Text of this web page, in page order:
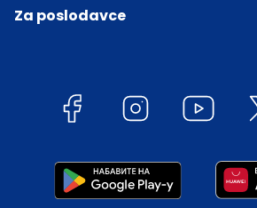
Za poslodavce